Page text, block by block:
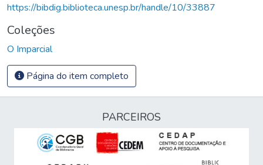
https://bibdig.biblioteca.unesp.br/handle/10/33887
Coleções
O Imparcial
Página do item completo
PARCEIROS